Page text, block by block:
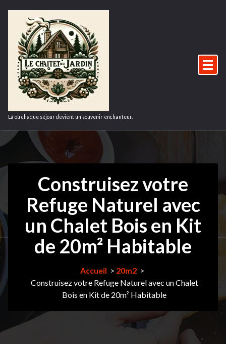
contenu
Là où chaque séjour devient un souvenir enchanteur.
Construisez votre
Refuge Naturel avec
un Chalet Bois en Kit
de 20m² Habitable
Accueil > 20m2 >
Construisez votre Refuge Naturel avec un Chalet
Bois en Kit de 20m² Habitable